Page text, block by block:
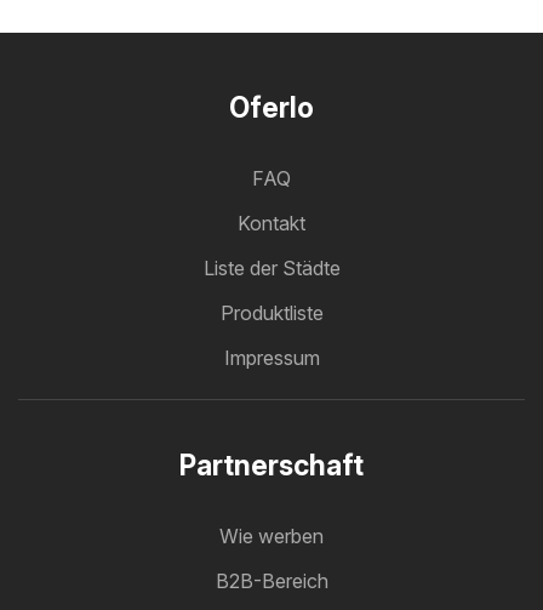
Oferlo
FAQ
Kontakt
Liste der Städte
Produktliste
Impressum
Partnerschaft
Wie werben
B2B-Bereich